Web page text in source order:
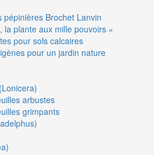
pépinières Brochet Lanvin
la plante aux mille pouvoirs »
pour sols calcaires
pour un jardin nature
arbustes
grimpants